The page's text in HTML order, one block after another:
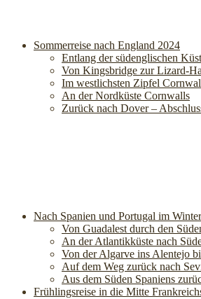
Sommerreise nach England 2024
Entlang der südenglischen
Von Kingsbridge zur Lizard-
Im westlichsten Zipfel
An der Nordküste Cornwalls
Zurück nach Dover –
Nach Spanien und Portugal im
Von Guadalest durch den
An der Atlantikküste nach
Von der Algarve ins Alentejo
Auf dem Weg zurück nach
Aus dem Süden Spaniens
Frühlingsreise in die Mitte